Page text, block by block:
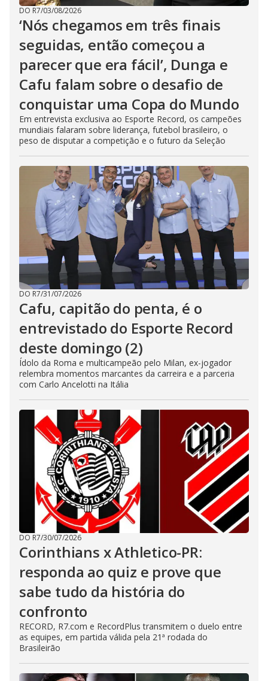
DO R7/03/08/2026
‘Nós chegamos em três finais
seguidas, então começou a
parecer que era fácil’, Dunga e
Cafu falam sobre o desafio de
conquistar uma Copa do Mundo
Em entrevista exclusiva ao Esporte Record, os campeões
mundiais falaram sobre liderança, futebol brasileiro, o
peso de disputar a competição e o futuro da Seleção
DO R7/31/07/2026
Cafu, capitão do penta, é o
entrevistado do Esporte Record
deste domingo (2)
Ídolo da Roma e multicampeão pelo Milan, ex-jogador
relembra momentos marcantes da carreira e a parceria
com Carlo Ancelotti na Itália
DO R7/30/07/2026
Corinthians x Athletico-PR:
responda ao quiz e prove que
sabe tudo da história do
confronto
RECORD, R7.com e RecordPlus transmitem o duelo entre
as equipes, em partida válida pela 21ª rodada do
Brasileirão